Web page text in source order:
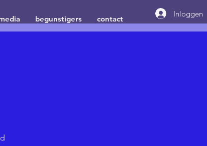
begunstigers contact
Inloggen